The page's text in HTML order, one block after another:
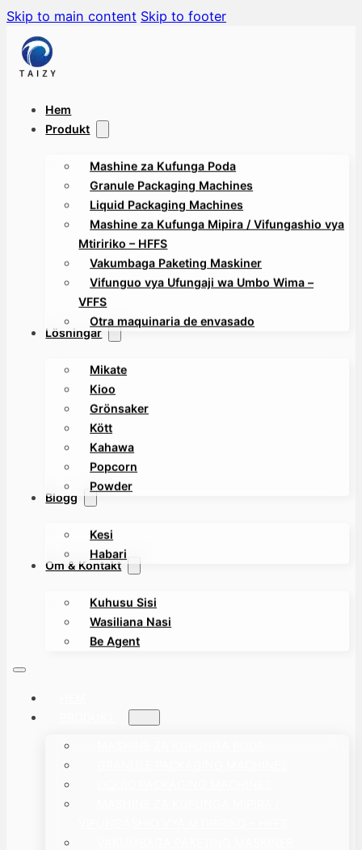
Skip to main content Skip to footer
Hem
Produkt
Mashine za Kufunga Poda
Granule Packaging Machines
Liquid Packaging Machines
Mashine za Kufunga Mipira / Vifungashio vya
Mtiririko – HFFS
Vakumbaga Paketing Maskiner
Vifunguo vya Ufungaji wa Umbo Wima –
VFFS
Otra maquinaria de envasado
Lösningar
Mikate
Kioo
Grönsaker
Kött
Kahawa
Popcorn
Powder
Blogg
Kesi
Habari
Om & Kontakt
Kuhusu Sisi
Wasiliana Nasi
Be Agent